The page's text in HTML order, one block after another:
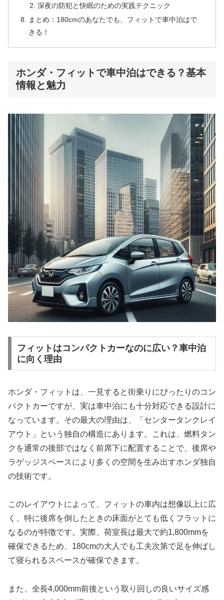
深夜の防犯と快眠のための実践テクニック
まとめ：180cmのあなたでも、フィットで車中泊はで
きる！
ホンダ・フィットで車中泊はできる？基本
情報と魅力
フィットはコンパクトカーなのに広い？車中泊
に向く理由
ホンダ・フィットは、一見すると街乗りにぴったりのコン
パクトカーですが、実は車中泊にも十分対応できる設計に
なっています。その最大の理由は、「センタータンクレイ
アウト」という独自の構造にあります。これは、燃料タン
クを通常の後部ではなく前席下に配置することで、後席や
ラゲッジスペースにより多くの空間を生み出すホンダ独自
の技術です。
このレイアウトによって、フィットの車内は想像以上に広
く、特に後席を倒したときの床面がとても低くフラットに
なるのが特徴です。実際、荷室長は最大で約1,800mmを
確保できるため、180cmの大人でも工夫次第で足を伸ばし
て寝られるスペースが確保できます。
また、全長4,000mm前後という取り回しの良いサイズ感